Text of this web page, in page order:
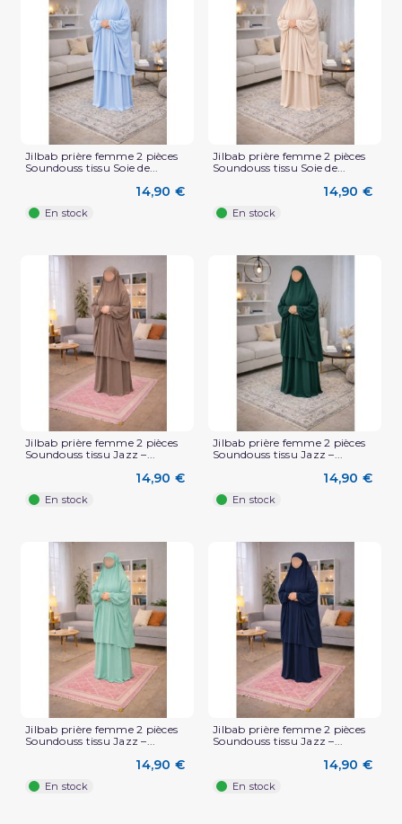
(2 avis)
Jilbab prière femme 2 pièces
Soundouss tissu Soie de...
14,90 €
En stock
Jilbab prière femme 2 pièces
Soundouss tissu Soie de...
14,90 €
En stock
Jilbab prière femme 2 pièces
Soundouss tissu Jazz –...
14,90 €
En stock
Jilbab prière femme 2 pièces
Soundouss tissu Jazz –...
14,90 €
En stock
Jilbab prière femme 2 pièces
Soundouss tissu Jazz –...
14,90 €
En stock
Jilbab prière femme 2 pièces
Soundouss tissu Jazz –...
14,90 €
En stock